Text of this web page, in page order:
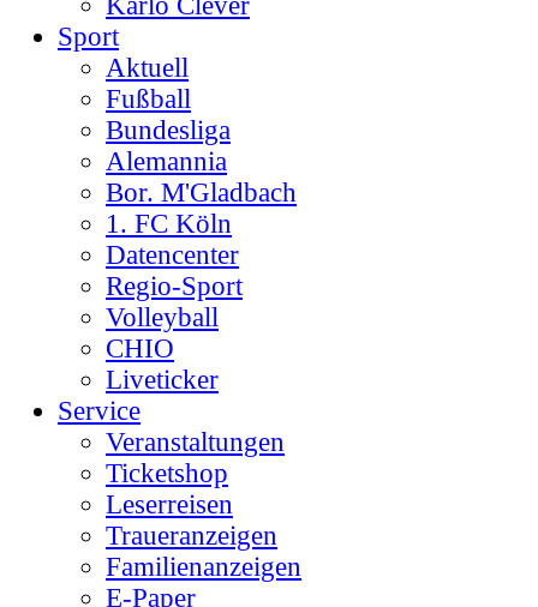
Sport
Aktuell
Fußball
Bundesliga
Alemannia
Bor. M'Gladbach
1. FC Köln
Datencenter
Regio-Sport
Volleyball
CHIO
Liveticker
Service
Veranstaltungen
Ticketshop
Leserreisen
Traueranzeigen
Familienanzeigen
E-Paper